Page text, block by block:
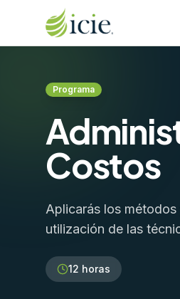
Programa
Costos
Aplicarás los
utilización de las
12 horas